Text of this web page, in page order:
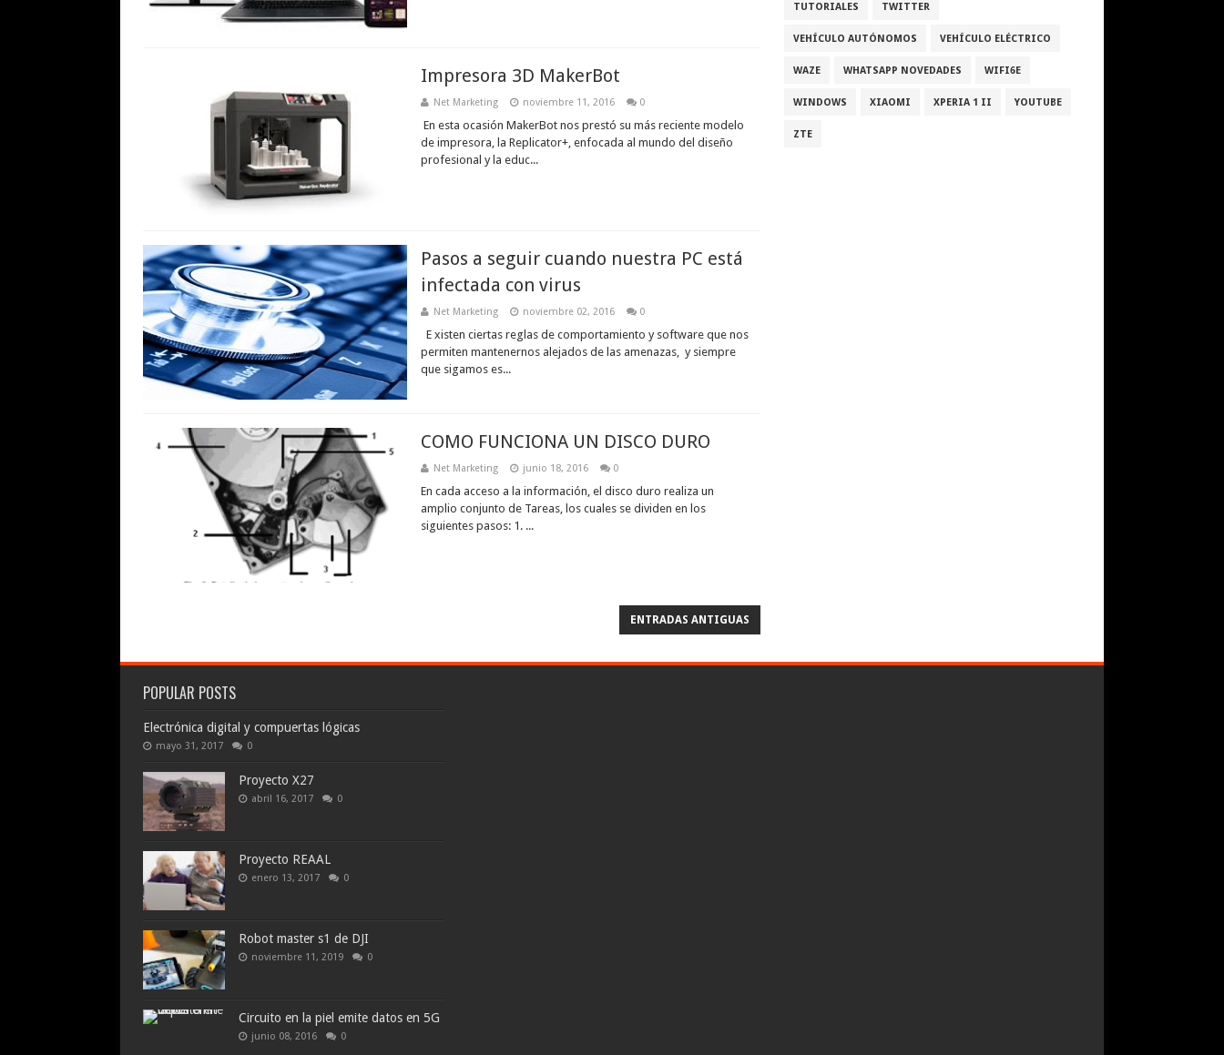
Impresora 3D MakerBot
Net Marketing noviembre 11, 2016 0
En esta ocasión MakerBot nos prestó su más reciente modelo
de impresora, la Replicator+, enfocada al mundo del diseño
profesional y la educ...
Pasos a seguir cuando nuestra PC está
infectada con virus
Net Marketing noviembre 02, 2016 0
E xisten ciertas reglas de comportamiento y software que nos
permiten mantenernos alejados de las amenazas, y siempre
que sigamos es...
COMO FUNCIONA UN DISCO DURO
Net Marketing junio 18, 2016 0
En cada acceso a la información, el disco duro realiza un
amplio conjunto de Tareas, los cuales se dividen en los
siguientes pasos: 1. ...
ENTRADAS ANTIGUAS
TUTORIALES TWITTER
VEHÍCULO AUTÓNOMOS VEHÍCULO ELÉCTRICO
WAZE WHATSAPP NOVEDADES WIFI6E
WINDOWS XIAOMI XPERIA 1 II YOUTUBE
ZTE
POPULAR POSTS
Electrónica digital y compuertas lógicas
mayo 31, 2017 0
Proyecto X27
abril 16, 2017 0
Proyecto REAAL
enero 13, 2017 0
Robot master s1 de DJI
noviembre 11, 2019 0
Circuito en la piel emite datos en 5G
junio 08, 2016 0